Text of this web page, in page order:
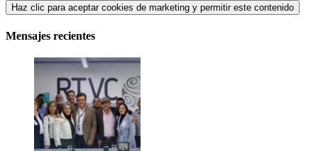
Haz clic para aceptar cookies de marketing y permitir este contenido
Mensajes recientes